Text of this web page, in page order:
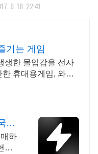
6. 18. 22:41
기는 게임
생한 몰입감을 선사
휴대용게임, 와우
내
하
하